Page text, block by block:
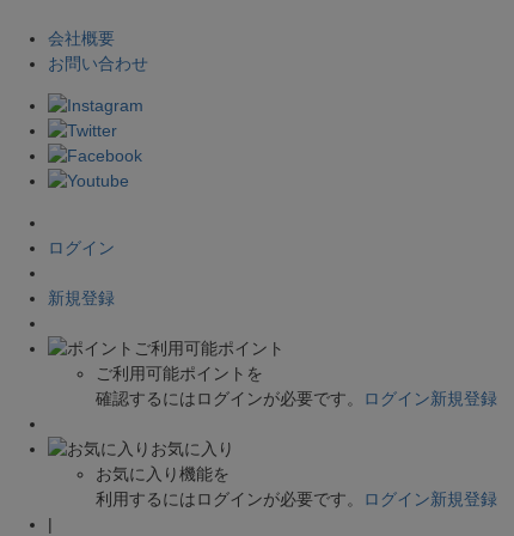
会社概要
お問い合わせ
ログイン
新規登録
ご利用可能ポイント
ご利用可能ポイントを
確認するにはログインが必要です。
ログイン新規登録
お気に入り
お気に入り機能を
利用するにはログインが必要です。
ログイン新規登録
|